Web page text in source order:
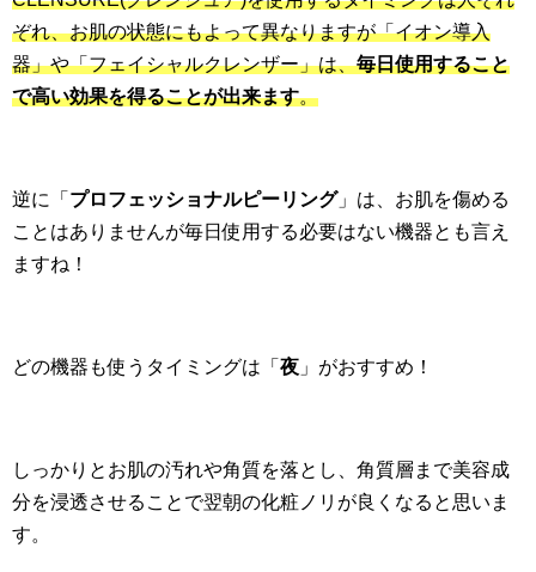
ぞれ、お肌の状態にもよって異なりますが「イオン導入
器」や「フェイシャルクレンザー」は、毎日使用すること
で高い効果を得ることが出来ます。
逆に「 プロフェッショナルピーリング」は、お肌を傷める
ことはありませんが毎日使用する必要はない機器とも言え
ますね！
どの機器も使うタイミングは「 夜 」がおすすめ！
しっかりとお肌の汚れや角質を落とし、角質層まで美容成
分を浸透させることで翌朝の化粧ノリが良くなると思いま
す。